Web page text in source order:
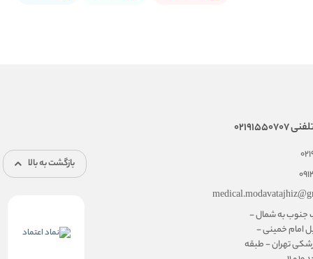
جنوب به شمال -
امام خمینی -
تهران - طبقه
بازگشت به بالا